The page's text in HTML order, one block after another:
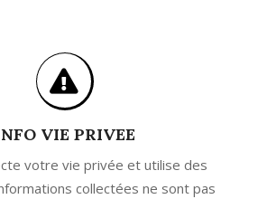
VIE PRIVEE
votre vie privée et utilise des
collectées ne sont pas